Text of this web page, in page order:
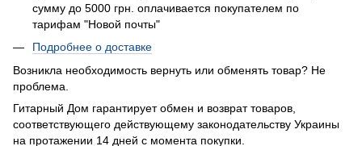
сумму до 5000 грн. оплачивается покупателем по
тарифам "Новой почты"
Подробнее о доставке
Возникла необходимость вернуть или обменять товар? Не
проблема.
Гитарный Дом гарантирует обмен и возврат товаров,
соответствующего действующему законодательству Украины
на протажении 14 дней с момента покупки.